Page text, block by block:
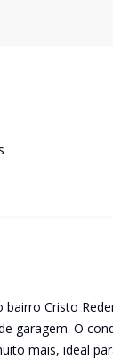
Cristo
garagem. O
mais, ideal